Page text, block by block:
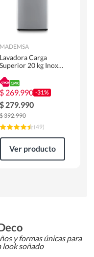
MADEMSA
Lavadora Carga
Superior 20 kg Inox
$ 269.990 -31%
$ 279.990
392.990
(49)
Ver producto
y formas únicas para
look soñado